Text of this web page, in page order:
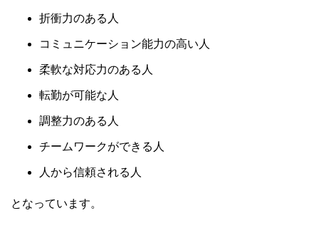
折衝力のある人
コミュニケーション能力の高い人
柔軟な対応力のある人
転勤が可能な人
調整力のある人
チームワークができる人
人から信頼される人
となっています。